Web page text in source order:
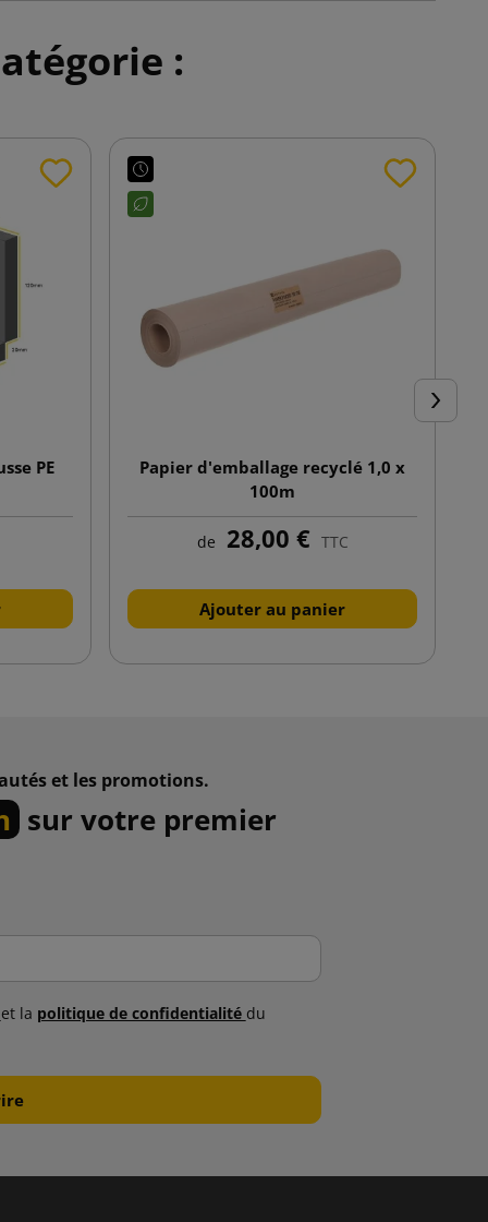
:
Suivant
PE
Papier d'emballage recyclé 1,0 x
100m
de 28,00 € TTC
Ajouter au panier
et les promotions.
sur votre premier
et la politique de confidentialité du